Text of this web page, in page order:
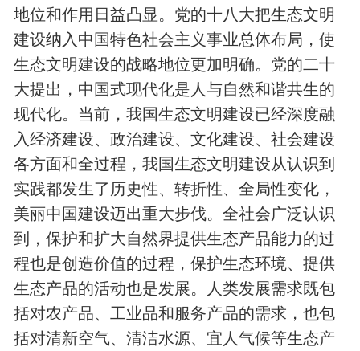
地位和作用日益凸显。党的十八大把生态文明
建设纳入中国特色社会主义事业总体布局，使
生态文明建设的战略地位更加明确。党的二十
大提出，中国式现代化是人与自然和谐共生的
现代化。当前，我国生态文明建设已经深度融
入经济建设、政治建设、文化建设、社会建设
各方面和全过程，我国生态文明建设从认识到
实践都发生了历史性、转折性、全局性变化，
美丽中国建设迈出重大步伐。全社会广泛认识
到，‌保护和扩大自然界提供生态产品能力的过
程也是创造价值的过程，保护生态环境、提供
生态产品的活动也是发展。人类发展需求既包
括对农产品、工业品和服务产品的需求，也包
括对清新空气、清洁水源、宜人气候等生态产